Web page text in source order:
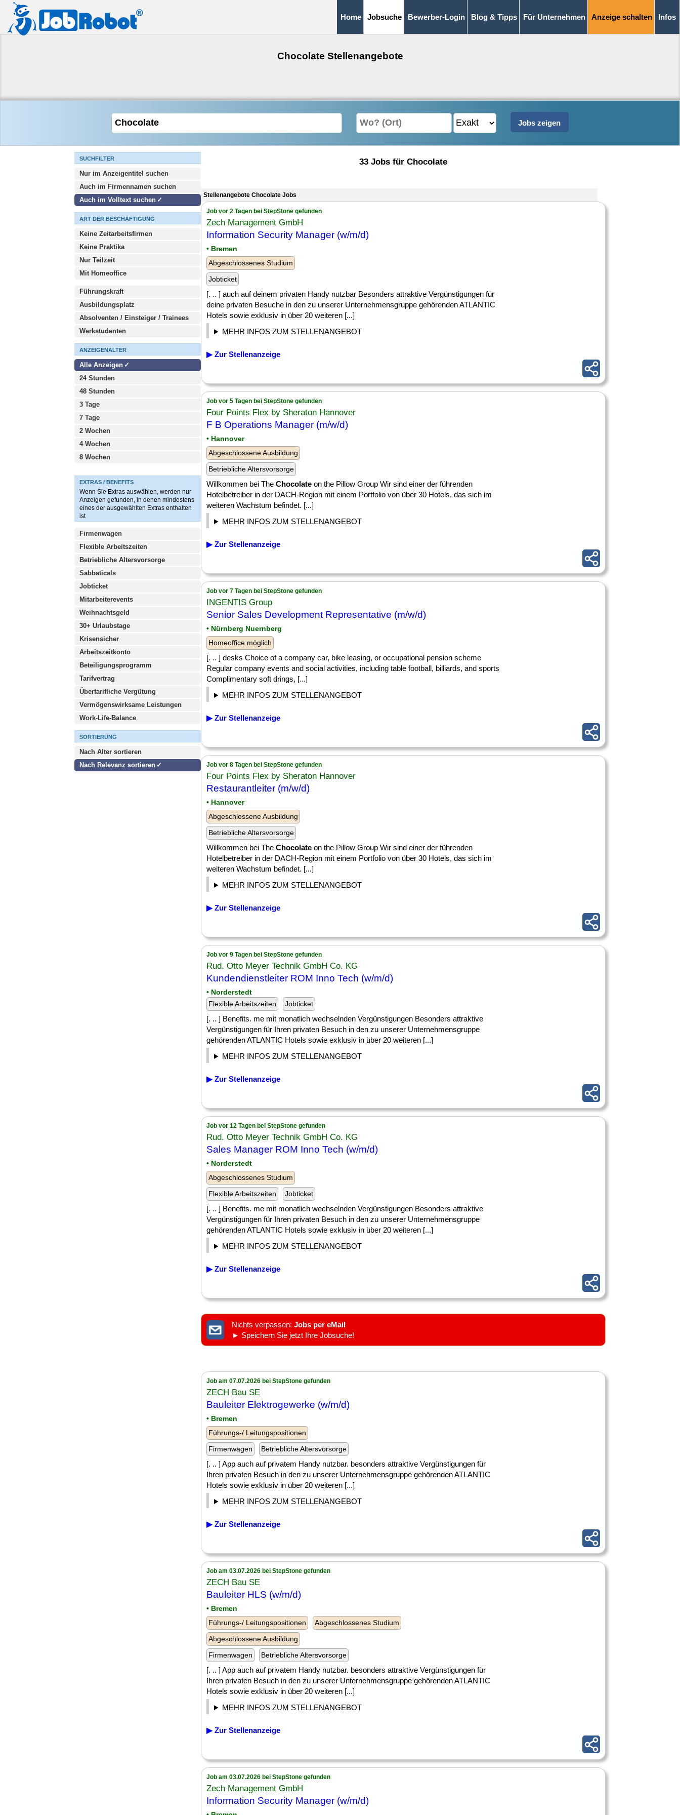
Home Jobsuche Bewerber-Login Blog & Tipps Für Unternehmen Anzeige schalten Infos
Chocolate Stellenangebote
SUCHFILTER
Nur im Anzeigentitel suchen
Auch im Firmennamen suchen
Auch im Volltext suchen
ART DER BESCHÄFTIGUNG
Keine Zeitarbeitsfirmen
Keine Praktika
Nur Teilzeit
Mit Homeoffice
Führungskraft
Ausbildungsplatz
Absolventen / Einsteiger / Trainees
Werkstudenten
ANZEIGENALTER
Alle Anzeigen
24 Stunden
48 Stunden
3 Tage
7 Tage
2 Wochen
4 Wochen
8 Wochen
EXTRAS / BENEFITS
Wenn Sie Extras auswählen, werden nur
Anzeigen gefunden, in denen mindestens
eines der ausgewählten Extras enthalten
ist
Firmenwagen
Flexible Arbeitszeiten
Betriebliche Altersvorsorge
Sabbaticals
Jobticket
Mitarbeiterevents
Weihnachtsgeld
30+ Urlaubstage
Krisensicher
Arbeitszeitkonto
Beteiligungsprogramm
Tarifvertrag
Übertarifliche Vergütung
Vermögenswirksame Leistungen
Work-Life-Balance
SORTIERUNG
Nach Alter sortieren
Nach Relevanz sortieren
33 Jobs für Chocolate
Stellenangebote Chocolate Jobs
Job vor 2 Tagen bei StepStone gefunden
Zech Management GmbH
Information Security Manager (w/m/d)
• Bremen
Abgeschlossenes Studium
Jobticket
[. .. ] auch auf deinem privaten Handy nutzbar Besonders attraktive Vergünstigungen für
deine privaten Besuche in den zu unserer Unternehmensgruppe gehörenden ATLANTIC
Hotels sowie exklusiv in über 20 weiteren [...]
MEHR INFOS ZUM STELLENANGEBOT
▶ Zur Stellenanzeige
Job vor 5 Tagen bei StepStone gefunden
Four Points Flex by Sheraton Hannover
F B Operations Manager (m/w/d)
• Hannover
Abgeschlossene Ausbildung
Betriebliche Altersvorsorge
Willkommen bei The Chocolate on the Pillow Group Wir sind einer der führenden
Hotelbetreiber in der DACH-Region mit einem Portfolio von über 30 Hotels, das sich im
weiteren Wachstum befindet. [...]
MEHR INFOS ZUM STELLENANGEBOT
▶ Zur Stellenanzeige
Job vor 7 Tagen bei StepStone gefunden
INGENTIS Group
Senior Sales Development Representative (m/w/d)
• Nürnberg Nuernberg
Homeoffice möglich
[. .. ] desks Choice of a company car, bike leasing, or occupational pension scheme
Regular company events and social activities, including table football, billiards, and sports
Complimentary soft drings, [...]
MEHR INFOS ZUM STELLENANGEBOT
▶ Zur Stellenanzeige
Job vor 8 Tagen bei StepStone gefunden
Four Points Flex by Sheraton Hannover
Restaurantleiter (m/w/d)
• Hannover
Abgeschlossene Ausbildung
Betriebliche Altersvorsorge
Willkommen bei The Chocolate on the Pillow Group Wir sind einer der führenden
Hotelbetreiber in der DACH-Region mit einem Portfolio von über 30 Hotels, das sich im
weiteren Wachstum befindet. [...]
MEHR INFOS ZUM STELLENANGEBOT
▶ Zur Stellenanzeige
Job vor 9 Tagen bei StepStone gefunden
Rud. Otto Meyer Technik GmbH Co. KG
Kundendienstleiter ROM Inno Tech (w/m/d)
• Norderstedt
Flexible Arbeitszeiten
Jobticket
[. .. ] Benefits. me mit monatlich wechselnden Vergünstigungen Besonders attraktive
Vergünstigungen für Ihren privaten Besuch in den zu unserer Unternehmensgruppe
gehörenden ATLANTIC Hotels sowie exklusiv in über 20 weiteren [...]
MEHR INFOS ZUM STELLENANGEBOT
▶ Zur Stellenanzeige
Job vor 12 Tagen bei StepStone gefunden
Rud. Otto Meyer Technik GmbH Co. KG
Sales Manager ROM Inno Tech (w/m/d)
• Norderstedt
Abgeschlossenes Studium
Flexible Arbeitszeiten
Jobticket
[. .. ] Benefits. me mit monatlich wechselnden Vergünstigungen Besonders attraktive
Vergünstigungen für Ihren privaten Besuch in den zu unserer Unternehmensgruppe
gehörenden ATLANTIC Hotels sowie exklusiv in über 20 weiteren [...]
MEHR INFOS ZUM STELLENANGEBOT
▶ Zur Stellenanzeige
Nichts verpassen: Jobs per eMail
► Speichern Sie jetzt Ihre Jobsuche!
Job am 07.07.2026 bei StepStone gefunden
ZECH Bau SE
Bauleiter Elektrogewerke (w/m/d)
• Bremen
Führungs-/ Leitungspositionen
Firmenwagen
Betriebliche Altersvorsorge
[. .. ] App auch auf privatem Handy nutzbar. besonders attraktive Vergünstigungen für
Ihren privaten Besuch in den zu unserer Unternehmensgruppe gehörenden ATLANTIC
Hotels sowie exklusiv in über 20 weiteren [...]
MEHR INFOS ZUM STELLENANGEBOT
▶ Zur Stellenanzeige
Job am 03.07.2026 bei StepStone gefunden
ZECH Bau SE
Bauleiter HLS (w/m/d)
• Bremen
Führungs-/ Leitungspositionen
Abgeschlossenes Studium
Abgeschlossene Ausbildung
Firmenwagen
Betriebliche Altersvorsorge
[. .. ] App auch auf privatem Handy nutzbar. besonders attraktive Vergünstigungen für
Ihren privaten Besuch in den zu unserer Unternehmensgruppe gehörenden ATLANTIC
Hotels sowie exklusiv in über 20 weiteren [...]
MEHR INFOS ZUM STELLENANGEBOT
▶ Zur Stellenanzeige
Job am 03.07.2026 bei StepStone gefunden
Zech Management GmbH
Information Security Manager (w/m/d)